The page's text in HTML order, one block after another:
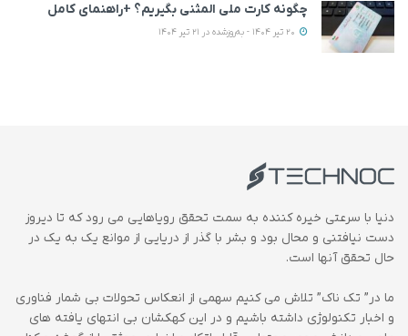
چگونه کارت ملی المثنی بگیریم؟ +راهنمای کامل
20 تیر 1404 - به‌روزشده در 21 تیر 1404
دنیا با سرعتی خیره کننده به سمت تحقق رویاهایی می رود که تا دیروز
دست نیافتنی و محال بود و بشر با گذر از دریایی از موانع یک به یک در
حال تحقق آنها است.
ما در” تک ناک” تلاش می کنیم سهمی از انعکاس تحولات بی شمار فناوری
و اخبار تکنولوژی داشته باشیم و در این کهکشان بی انتهای یافته های